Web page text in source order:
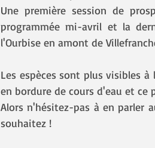
Une première session de
programmée mi-avril et la
l'Ourbise en amont de
Les espèces sont plus visibles
en bordure de cours d'eau et
Alors n'hésitez-pas à en parler
souhaitez !